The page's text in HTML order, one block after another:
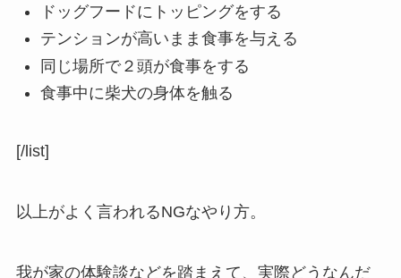
ドッグフードにトッピングをする
テンションが高いまま食事を与える
同じ場所で２頭が食事をする
食事中に柴犬の身体を触る
[/list]
以上がよく言われるNGなやり方。
我が家の体験談などを踏まえて、実際どうなんだ